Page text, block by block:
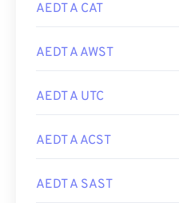
AEDT A CAT
AEDT A AWST
AEDT A UTC
AEDT A ACST
AEDT A SAST